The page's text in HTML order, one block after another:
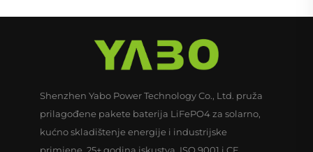
Shenzhen Yabo Power Technology Co., Ltd. pruža
prilagođene pakete baterija LiFePO4 za solarno,
kućno skladištenje energije i industrijske